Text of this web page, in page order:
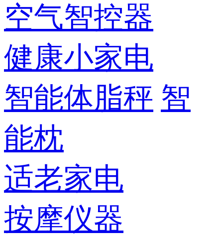
空气智控器
健康小家电
智能体脂秤 智
能枕
适老家电
按摩仪器